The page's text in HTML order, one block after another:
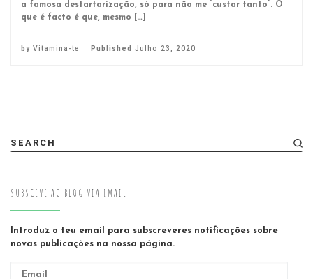
a famosa destartarização, só para não me “custar tanto”. O
que é facto é que, mesmo […]
by Vitamina-te Published Julho 23, 2020
SEARCH
SUBSCEVE AO BLOG VIA EMAIL
Introduz o teu email para subscreveres notificações sobre
novas publicações na nossa página.